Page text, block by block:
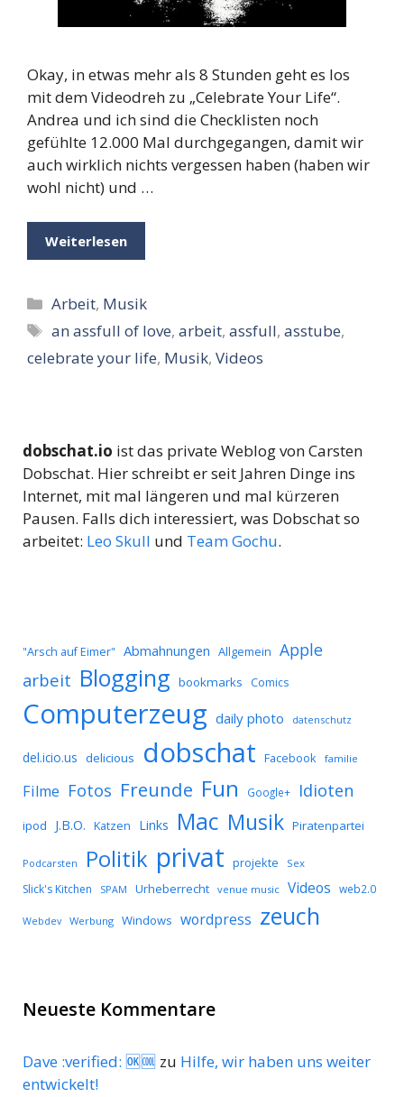
Okay, in etwas mehr als 8 Stunden geht es los
mit dem Videodreh zu „Celebrate Your Life“.
Andrea und ich sind die Checklisten noch
gefühlte 12.000 Mal durchgegangen, damit wir
auch wirklich nichts vergessen haben (haben wir
wohl nicht) und …
Weiterlesen
Kategorien
Arbeit, Musik
Schlagwörter
an assfull of love,arbeit,assfull,asstube,
celebrate your life, Musik, Videos
dobschat.io ist das private Weblog von Carsten
Dobschat. Hier schreibt er seit Jahren Dinge ins
Internet, mit mal längeren und mal kürzeren
Pausen. Falls dich interessiert, was Dobschat so
arbeitet: Leo Skull und Team Gochu.
"Arsch auf Eimer" Abmahnungen Allgemein Apple
arbeit Blogging bookmarks Comics
Computerzeug daily photo datenschutz
del.icio.us delicious dobschat Facebook familie
Filme Fotos Freunde Fun Google+ Idioten
ipod J.B.O. Katzen Links Mac Musik Piratenpartei
Podcarsten Politik privat projekte Sex
Slick's Kitchen SPAM Urheberrecht venue music Videos web2.0
Webdev Werbung Windows wordpress zeuch
Neueste Kommentare
Dave :verified: 🆗🆒 zu Hilfe, wir haben uns weiter
entwickelt!